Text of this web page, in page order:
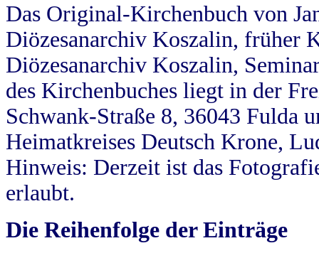
Das Original-Kirchenbuch von
Diözesanarchiv Koszalin, früher
Diözesanarchiv Koszalin,
des Kirchenbuches liegt in der
Schwank-Straße 8, 36043 Fulda
Heimatkreises Deutsch Krone,
Hinweis: Derzeit ist das
erlaubt.
Die Reihenfolge der Einträge